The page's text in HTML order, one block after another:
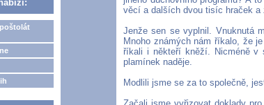
věcí a dalších dvou tisíc hraček a
Jenže sen se vyplnil. Vnuknutá
Mnoho známých nám říkalo, že
říkali i někteří kněží. Nicméně v
plamínek naděje.
Modlili jsme se za to společně,